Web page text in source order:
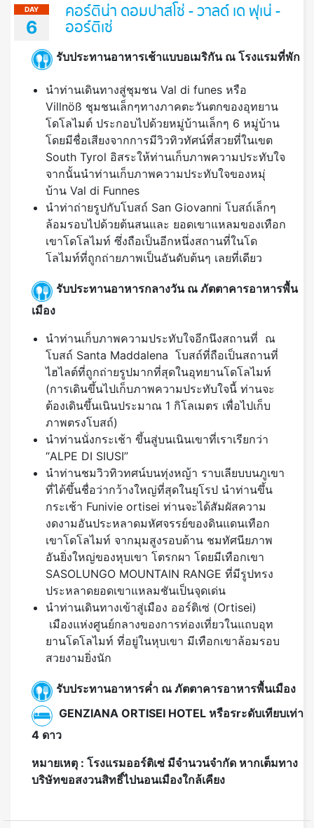
DAY
6
คอร์ติน่า ดอมปาสโซ่ - วาลด์ เด ฟุเน่ -
ออร์ติเซ่
รับประทานอาหารเช้าแบบอเมริกัน ณ โรงแรมที่พัก
นำท่านเดินทางสู่ชุมชน Val di funes หรือ
Villnöß ชุมชนเล็กๆทางภาคตะวันตกของอุทยาน
โดโลไมต์ ประกอบไปด้วยหมู่บ้านเล็กๆ 6 หมู่บ้าน
โดยมีชื่อเสียงจากการมีวิวทิวทัศน์ที่สวยที่ในเขต
South Tyrol อิสระให้ท่านเก็บภาพความประทับใจ
จากนั้นนำท่านเก็บภาพความประทับใจของหมุ่
บ้าน Val di Funnes
นำท่าถ่ายรูปกับโบสถ์ San Giovanni โบสถ์เล็กๆ
ล้อมรอบไปด้วยต้นสนและ ยอดเขาแหลมของเทือก
เขาโดโลไมท์ ซึ่งถือเป็นอีกหนึ่งสถานที่ในโด
โลไมท์ที่ถูกถ่ายภาพเป็นอันดับต้นๆ เลยที่เดียว
รับประทานอาหารกลางวัน ณ ภัตตาคารอาหารพื้น
เมือง
นำท่านเก็บภาพความประทับใจอีกนึงสถานที่ ณ
โบสถ์ Santa Maddalena โบสถ์ที่ถือเป็นสถานที่
ไฮไลต์ที่ถูกถ่ายรูปมากที่สุดในอุทยานโดโลไมท์
(การเดินขึ้นไปเก็บภาพความประทับใจนี้ ท่านจะ
ต้องเดินขึ้นเนินประมาณ 1 กิโลเมตร เพื่อไปเก็บ
ภาพตรงโบสถ์)
นำท่านนั่งกระเช้า ขึ้นสู่บนเนินเขาที่เราเรียกว่า
“ALPE DI SIUSI”
นำท่านชมวิวทิวทศน์บนทุ่งหญ้า ราบเลียบบนภูเขา
ที่ได้ขึ้นชื่อว่ากว้างใหญ่ที่สุดในยุโรป นำท่านขึ้น
กระเช้า Funivie ortisei ท่านจะได้สัมผัสความ
งดงามอันประหลาดมหัศจรรย์ของดินแดนเทือก
เขาโดโลไมท์ จากมุมสูงรอบด้าน ชมทัศนียภาพ
อันยิ่งใหญ่ของหุบเขา โตรกผา โดยมีเทือกเขา
SASOLUNGO MOUNTAIN RANGE ที่มีรูปทรง
ประหลาดยอดเขาแหลมชันเป็นจุดเด่น
นำท่านเดินทางเข้าสู่เมือง ออร์ติเซ่ (Ortisei)
เมืองแห่งศูนย์กลางของการท่องเที่ยวในแถบอุท
ยานโดโลไมท์ ที่อยู่ในหุบเขา มีเทือกเขาล้อมรอบ
สวยงามยิ่งนัก
รับประทานอาหารค่ำ ณ ภัตตาคารอาหารพื้นเมือง
GENZIANA ORTISEI HOTEL หรือรrะดับเทียบเท่า
4 ดาว
หมายเหตุ : โรงแรมออร์ติเซ่ มีจำนวนจำกัด หากเต็มทาง
บริษัทขอสงวนสิทธิ์ไปนอนเมืองใกล้เคียง